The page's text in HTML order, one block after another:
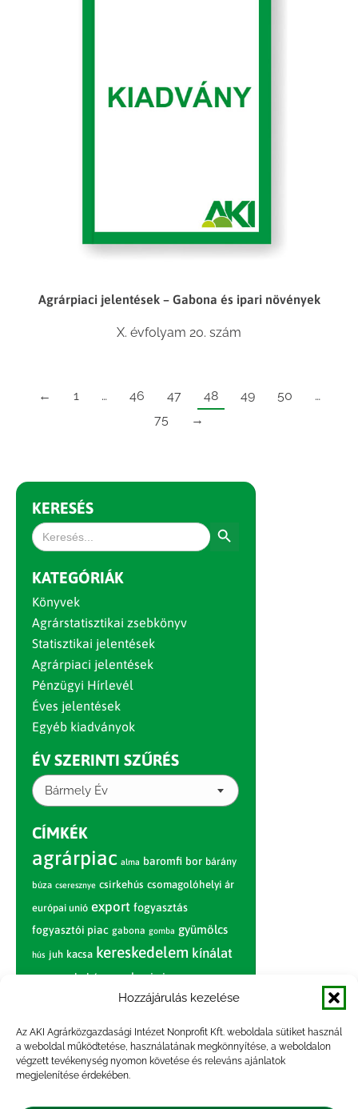
Hozzájárulás kezelése
Az AKI Agrárközgazdasági Intézet Nonprofit Kft. weboldala sütiket használ
a weboldal működtetése, használatának megkönnyítése, a weboldalon
végzett tevékenység nyomon követése és releváns ajánlatok
megjelenítése érdekében.
Agrárpiaci jelentések – Gabona és ipari növények
X. évfolyam 20. szám
← 1 … 46 47 48 49 50
…
75
→
KERESÉS
Search
for:
KATEGÓRIÁK
Könyvek
Agrárstatisztikai zsebkönyv
Statisztikai jelentések
Agrárpiaci jelentések
Pénzügyi Hírlevél
Éves jelentések
Egyéb kiadványok
ÉV SZERINTI SZŰRÉS
Bármely Év
CÍMKÉK
agrárpiac alma baromfi bor bárány
búza cseresznye csirkehús csomagolóhelyi ár
európai unió export fogyasztás
fogyasztói piac gabona gomba gyümölcs
hús juh kacsa kereskedelem kínálat
körte marhahús nagybani piac narancs
nemzetközi árinformációk
paradicsom piac piaci jelentés
pulyka pulykahús sertés sertéshús
szarvasmarha termelés
termelői